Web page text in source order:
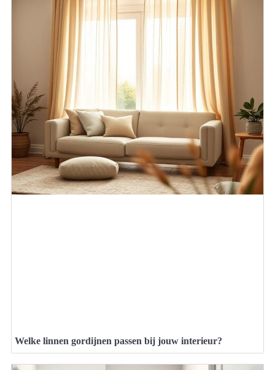
Welke linnen gordijnen passen bij jouw interieur?